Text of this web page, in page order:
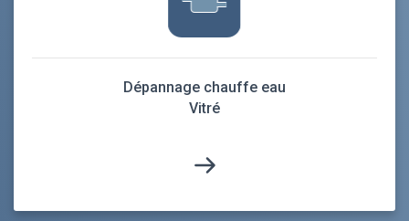
Dépannage chauffe eau
Vitré